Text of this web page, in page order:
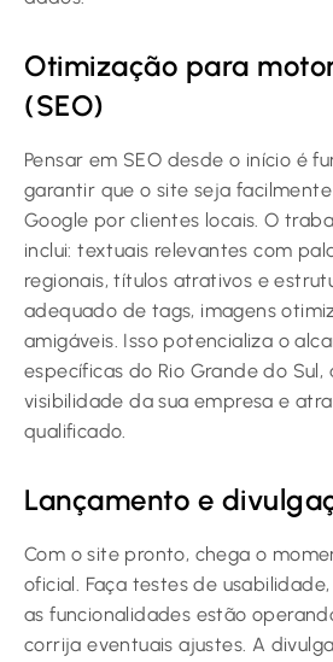
Otimização para
(SEO)
Pensar em SEO desde o início é
garantir que o site seja
Google por clientes locais. O
inclui: textuais relevantes com
regionais, títulos atrativos e
adequado de tags, imagens
amigáveis. Isso potencializa o
específicas do Rio Grande do
visibilidade da sua empresa e
qualificado.
Lançamento e
Com o site pronto, chega o
oficial. Faça testes de
as funcionalidades estão
corrija eventuais ajustes. A